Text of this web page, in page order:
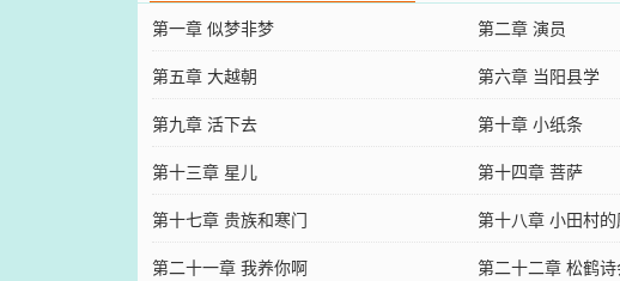
第一章 似梦非梦 第二章 演员
第五章 大越朝
第六章 当阳县学
第九章 活下去
第十章 小纸条
第十三章 星儿
第十四章 菩萨
第十七章 贵族和寒门
第十八章 小田村
第二十一章 我养你啊
第二十二章 松鹤